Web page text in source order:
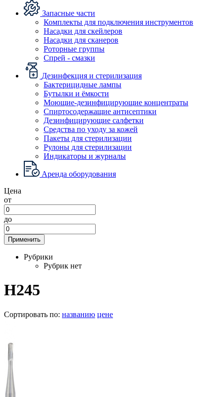
Запасные части
Комплекты для подключения инструментов
Насадки для скейлеров
Насадки для сканеров
Роторные группы
Спрей - смазки
Дезинфекция и стерилизация
Бактерицидные лампы
Бутылки и ёмкости
Моющие-дезинфицирующие концентраты
Спиртосодержащие антисептики
Дезинфицирующие салфетки
Средства по уходу за кожей
Пакеты для стерилизации
Рулоны для стерилизации
Индикаторы и журналы
Аренда оборудования
Цена
от
до
Применить
Рубрики
Рубрик нет
H245
Сортировать по: названию цене